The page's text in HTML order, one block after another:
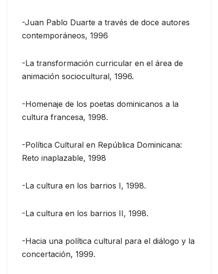
-Juan Pablo Duarte a través de doce autores
contemporáneos, 1996
-La transformación curricular en el área de
animación sociocultural, 1996.
-Homenaje de los poetas dominicanos a la
cultura francesa, 1998.
-Política Cultural en República Dominicana:
Reto inaplazable, 1998
-La cultura en los barrios I, 1998.
-La cultura en los barrios II, 1998.
-Hacia una política cultural para el diálogo y la
concertación, 1999.